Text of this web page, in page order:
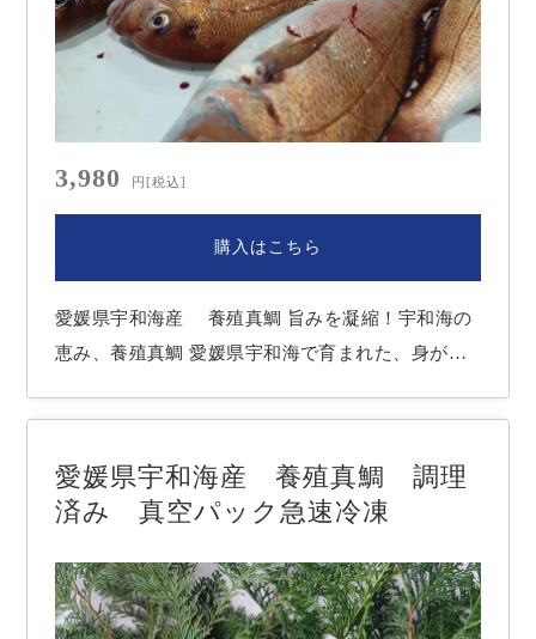
3,980 円[税込]
購入はこちら
愛媛県宇和海産 養殖真鯛 旨みを凝縮！宇和海の
恵み、養殖真鯛 愛媛県宇和海で育まれた、身が引
宇和海が育む、極上の味わいの秘密 豊かな自然: リ
は、豊富なプランクトンが生まれ、この豊かな…
愛媛県宇和海産 養殖真鯛 調理
済み 真空パック急速冷凍